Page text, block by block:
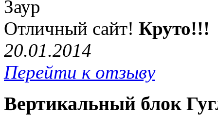
Заур
Отличный сайт! Круто!!!
20.01.2014
Перейти к отзыву
Вертикальный блок